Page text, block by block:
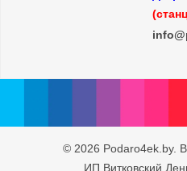
© 2026 Podaro4ek.by.
ИП Витковский